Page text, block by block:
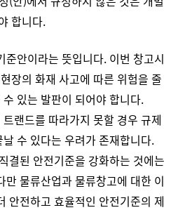
합니다.
준안이라는 뜻입니다. 이번 창고시
장의 화재 사고에 따른 위험을 줄
있는 발판이 되어야 합니다.
랜드를 따라가지 못할 경우 규제
수 있다는 우려가 존재합니다.
결된 안전기준을 강화하는 것에는
만 물류산업과 물류창고에 대한 이
안전하고 효율적인 안전기준의 제